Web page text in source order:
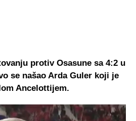
protiv Osasune sa 4:2 u
se našao Arda Guler koji je
Ancelottijem.